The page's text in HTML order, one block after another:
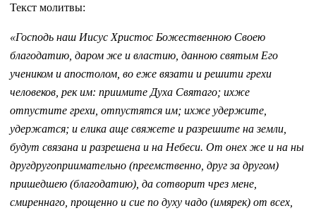
Текст молитвы:
«Господь наш Иисус Христос Божественною Своею
благодатию, даром же и властию, данною святым Его
учеником и апостолом, во еже вязати и решити грехи
человеков, рек им: приимите Духа Святаго; ихже
отпустите грехи, отпустятся им; ихже удержите,
удержатся; и елика аще свяжете и разрешите на земли,
будут связана и разрешена и на Небеси. От онех же и на ны
другдругоприимательно (преемственно, друг за другом)
пришедшею (благодатию), да сотворит чрез мене,
смиреннаго, прощенно и сие по духу чадо (имярек) от всех,